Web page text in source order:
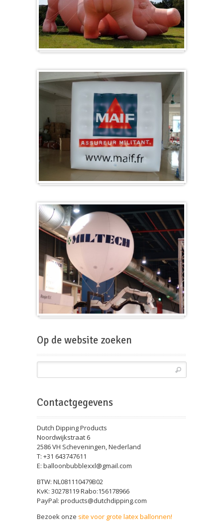
Op de website zoeken
Contactgegevens
Dutch Dipping Products
Noordwijkstraat 6
2586 VH Scheveningen, Nederland
T: +31 643747611
E: balloonbubblexxl@gmail.com
BTW: NL081110479B02
KvK: 30278119 Rabo:156178966
PayPal: products@dutchdipping.com
Bezoek onze site voor grote latex ballonnen!